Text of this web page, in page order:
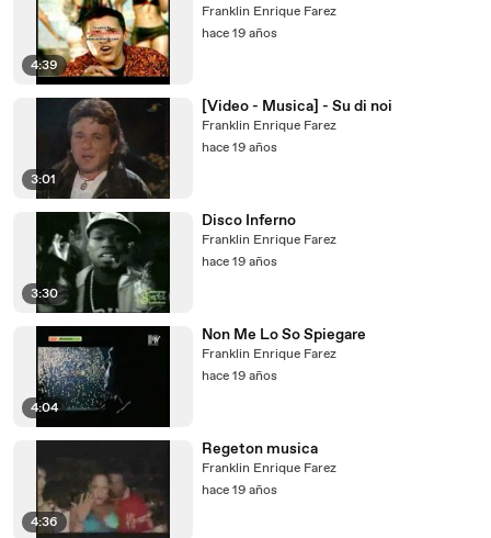
4:39
Franklin Enrique Farez
hace 19 años
3:01
[Video - Musica] - Su di noi
Franklin Enrique Farez
hace 19 años
3:30
Disco Inferno
Franklin Enrique Farez
hace 19 años
4:04
Non Me Lo So Spiegare
Franklin Enrique Farez
hace 19 años
4:36
Regeton musica
Franklin Enrique Farez
hace 19 años